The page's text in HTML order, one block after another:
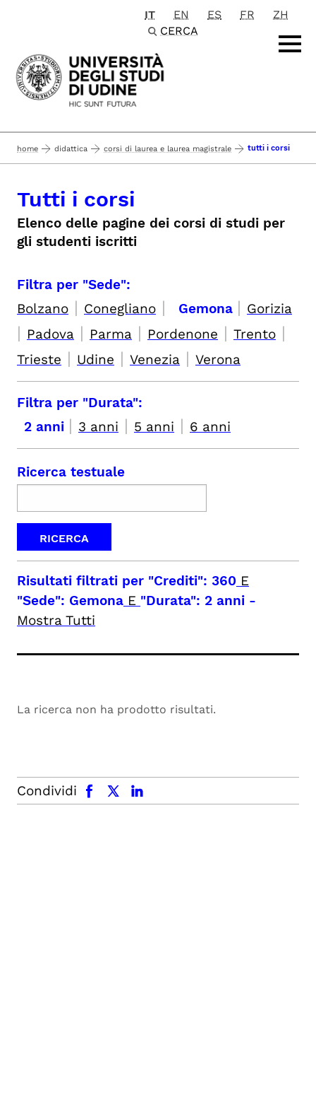
Passa al contenuto principale
IT EN ES FR
ZH
CERCA
home didattica corsi di laurea e laurea magistrale tutti i corsi
Tutti i corsi
Elenco delle pagine dei corsi di studi per
gli studenti iscritti
Filtra per "Sede":
Bolzano | Conegliano | Gemona | Gorizia
| Padova | Parma | Pordenone | Trento |
Trieste | Udine | Venezia | Verona
Filtra per "Durata":
2 anni | 3 anni | 5 anni | 6 anni
Ricerca testuale
Risultati filtrati per "Crediti": 360 E
"Sede": Gemona E "Durata": 2 anni -
Mostra Tutti
La ricerca non ha prodotto risultati.
Condividi
facebook x.com linkedin